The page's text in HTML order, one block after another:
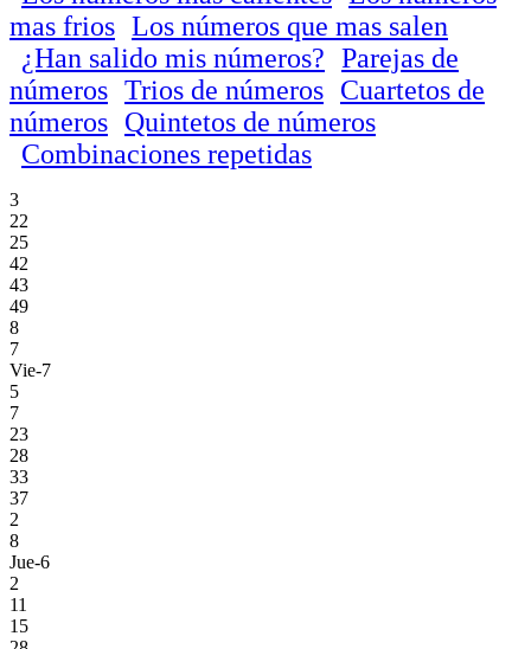
mas frios Los números que mas salen
¿Han salido mis números? Parejas de
números Trios de números Cuartetos de
números Quintetos de números
Combinaciones repetidas
3
22
25
42
43
49
8
7
Vie-7
5
7
23
28
33
37
2
8
Jue-6
2
11
15